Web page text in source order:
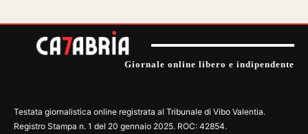
Giornale online libero e indipendente
Testata giornalistica online registrata al Tribunale di Vibo Valentia.
Registro Stampa n. 1 del 20 gennaio 2025. ROC: 42854.